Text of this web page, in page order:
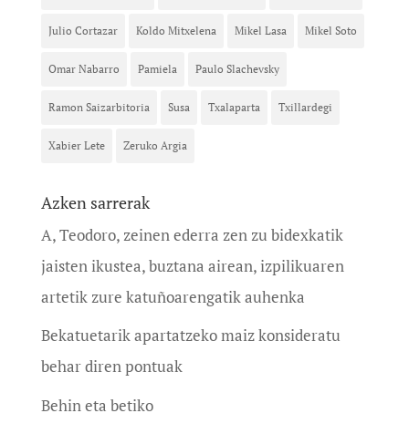
Julio Cortazar Koldo Mitxelena Mikel Lasa Mikel Soto
Omar Nabarro Pamiela Paulo Slachevsky
Ramon Saizarbitoria Susa Txalaparta Txillardegi
Xabier Lete Zeruko Argia
Azken sarrerak
A, Teodoro, zeinen ederra zen zu bidexkatik
jaisten ikustea, buztana airean, izpilikuaren
artetik zure katuñoarengatik auhenka
Bekatuetarik apartatzeko maiz konsideratu
behar diren pontuak
Behin eta betiko